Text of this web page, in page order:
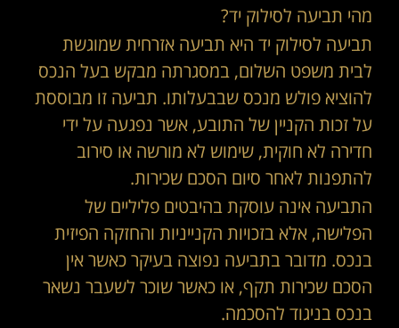
מהי תביעה לסילוק יד?
תביעה לסילוק יד היא תביעה אזרחית שמוגשת
לבית משפט השלום, במסגרתה מבקש בעל הנכס
להוציא פולש מנכס שבבעלותו. תביעה זו מבוססת
על זכות הקניין של התובע, אשר נפגעה על ידי
חדירה לא חוקית, שימוש לא מורשה או סירוב
להתפנות לאחר סיום הסכם שכירות.
התביעה אינה עוסקת בהיבטים פליליים של
הפלישה, אלא בזכויות הקנייניות והחזקה הפיזית
בנכס. מדובר בתביעה נפוצה בעיקר כאשר אין
הסכם שכירות תקף, או כאשר שוכר לשעבר נשאר
בנכס בניגוד להסכמה.